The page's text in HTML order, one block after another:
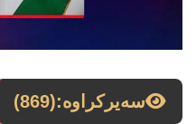
سەیرکراوە:(869)